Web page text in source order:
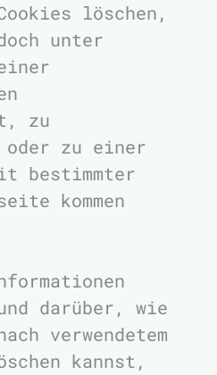
löschen,
unter
zu
oder zu einer
bestimmter
kommen
darüber, wie
verwendetem
kannst,